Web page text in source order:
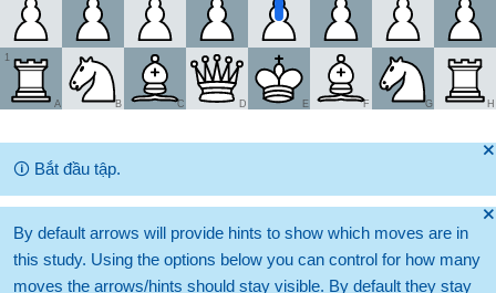
1
A B C D E F G H
🞫
🛈 Bắt đầu tập.
🞫
By default arrows will provide hints to show which moves are in
this study. Using the options below you can control for how many
moves the arrows/hints should stay visible. By default they stay